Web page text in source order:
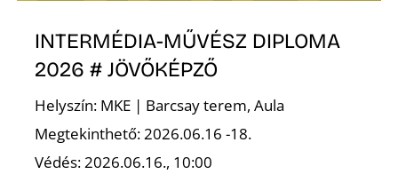
INTERMÉDIA-MŰVÉSZ DIPLOMA
2026 # JÖVŐKÉPZŐ
Helyszín: MKE | Barcsay terem, Aula
Megtekinthető: 2026.06.16 -18.
Védés: 2026.06.16., 10:00